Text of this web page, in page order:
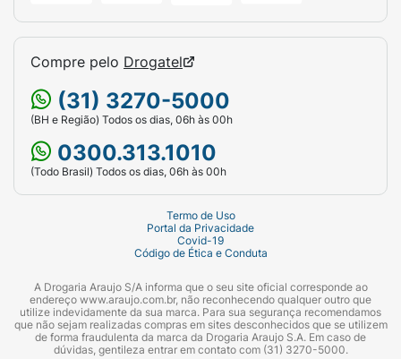
Compre pelo Drogatel
(31) 3270-5000
(BH e Região) Todos os dias, 06h às 00h
0300.313.1010
(Todo Brasil) Todos os dias, 06h às 00h
Termo de Uso
Portal da Privacidade
Covid-19
Código de Ética e Conduta
A Drogaria Araujo S/A informa que o seu site oficial corresponde ao
endereço www.araujo.com.br, não reconhecendo qualquer outro que
utilize indevidamente da sua marca. Para sua segurança recomendamos
que não sejam realizadas compras em sites desconhecidos que se utilizem
de forma fraudulenta da marca da Drogaria Araujo S.A. Em caso de
dúvidas, gentileza entrar em contato com (31) 3270-5000.